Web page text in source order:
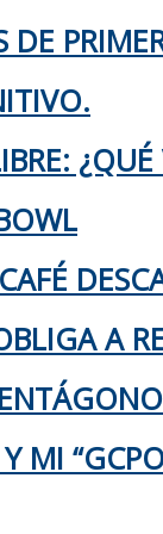
DE
A
MI